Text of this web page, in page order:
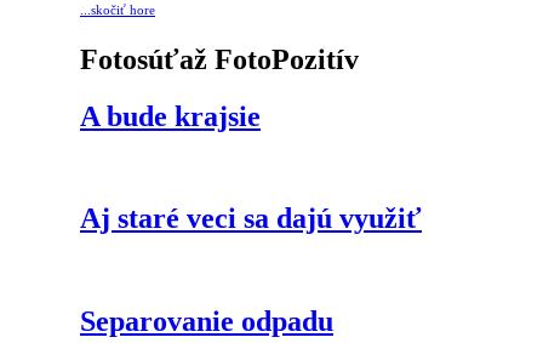
...skočiť hore
Fotosúťaž FotoPozitív
A bude krajsie
Aj staré veci sa dajú využiť
Separovanie odpadu